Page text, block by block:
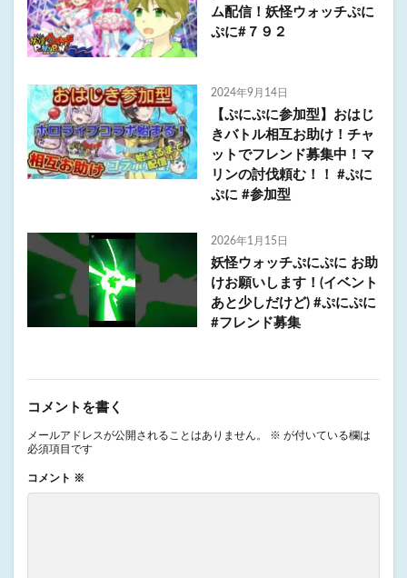
ム配信！妖怪ウォッチぷに
ぷに#７９２
2024年9月14日
【ぷにぷに参加型】おはじ
きバトル相互お助け！チャ
ットでフレンド募集中！マ
リンの討伐頼む！！ #ぷに
ぷに #参加型
2026年1月15日
妖怪ウォッチぷにぷに お助
けお願いします！(イベント
あと少しだけど) #ぷにぷに
#フレンド募集
コメントを書く
メールアドレスが公開されることはありません。 ※ が付いている欄は
必須項目です
コメント ※